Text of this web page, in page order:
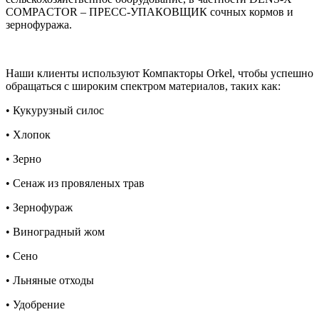
COMPACTOR – ПРЕСС-УПАКОВЩИК сочных кормов и
зернофуража.
Наши клиенты используют Компакторы Orkel, чтобы успешно
обращаться с широким спектром материалов, таких как:
• Кукурузный силос
• Хлопок
• Зерно
• Сенаж из провяленых трав
• Зернофураж
• Виноградный жом
• Сено
• Льняные отходы
• Удобрение